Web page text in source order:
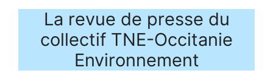
La revue de presse du
collectif TNE-Occitanie
Environnement